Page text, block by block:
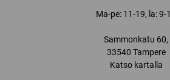
Ma-pe: 11-19, la: 9-
Sammonkatu 60,
33540 Tampere
Katso kartalla